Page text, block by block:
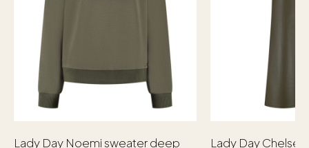
Lady Day Noemi sweater deep
Lady Day